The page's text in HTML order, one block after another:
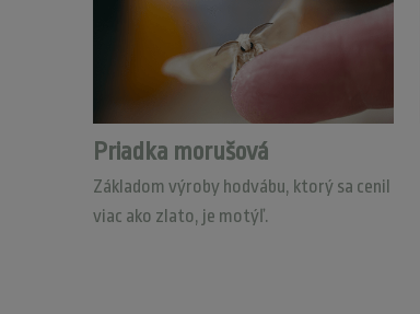
Priadka morušová
Základom výroby hodvábu, ktorý sa cenil
viac ako zlato, je motýľ.